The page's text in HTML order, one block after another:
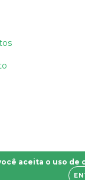
aceita o uso de